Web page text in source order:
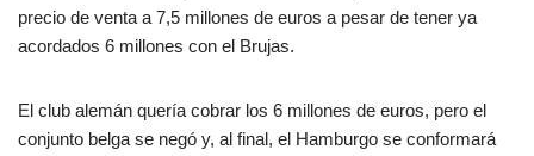
precio de venta a 7,5 millones de euros a pesar de tener ya
acordados 6 millones con el Brujas.
El club alemán quería cobrar los 6 millones de euros, pero el
conjunto belga se negó y, al final, el Hamburgo se conformará